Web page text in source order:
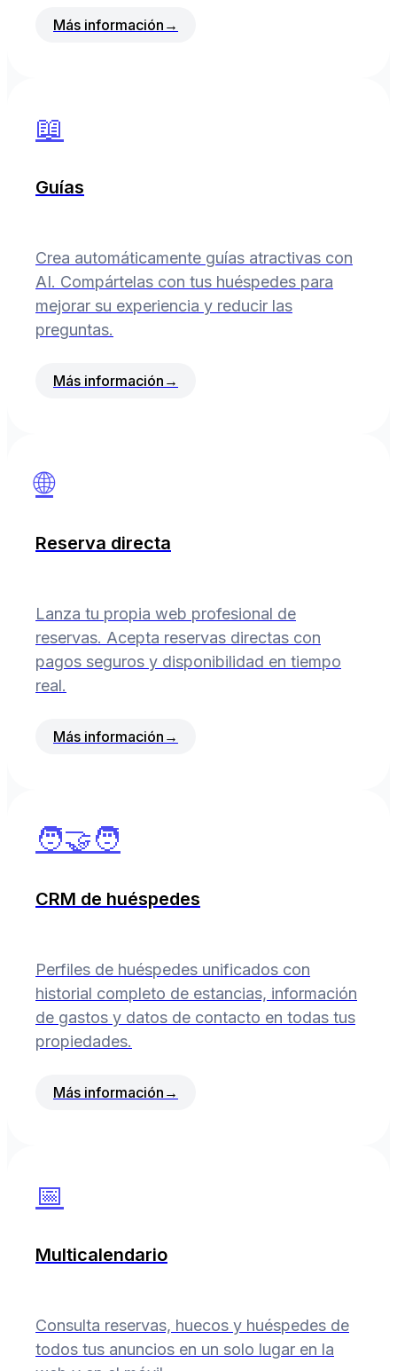
Más información →
📖
Guías
Crea automáticamente guías atractivas con
AI. Compártelas con tus huéspedes para
mejorar su experiencia y reducir las
preguntas.
Más información →
🌐
Reserva directa
Lanza tu propia web profesional de
reservas. Acepta reservas directas con
pagos seguros y disponibilidad en tiempo
real.
Más información →
🧑‍🤝‍🧑
CRM de huéspedes
Perfiles de huéspedes unificados con
historial completo de estancias, información
de gastos y datos de contacto en todas tus
propiedades.
Más información →
📅
Multicalendario
Consulta reservas, huecos y huéspedes de
todos tus anuncios en un solo lugar en la